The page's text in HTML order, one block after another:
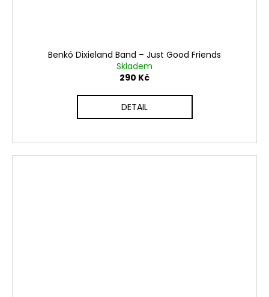
Benkó Dixieland Band ‎– Just Good Friends
Skladem
290 Kč
DETAIL